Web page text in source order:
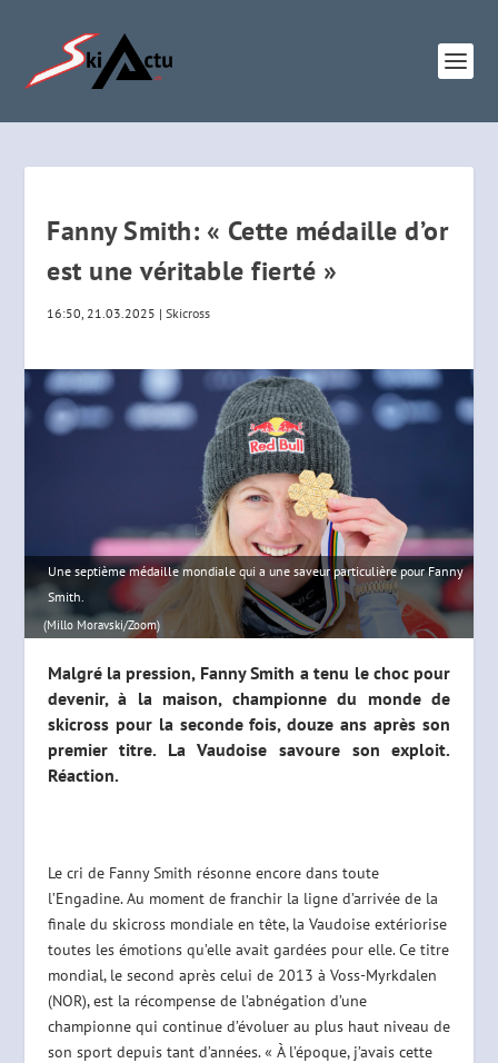
Fanny Smith: « Cette médaille d’or
est une véritable fierté »
16:50, 21.03.2025 |Skicross
Une septième médaille mondiale qui a une saveur particulière pour Fanny
Smith.
(Millo Moravski/Zoom)
Malgré la pression, Fanny Smith a tenu le choc pour
devenir, à la maison, championne du monde de
skicross pour la seconde fois, douze ans après son
premier titre. La Vaudoise savoure son exploit.
Réaction.
Le cri de Fanny Smith résonne encore dans toute
l’Engadine. Au moment de franchir la ligne d’arrivée de la
finale du skicross mondiale en tête, la Vaudoise extériorise
toutes les émotions qu’elle avait gardées pour elle. Ce titre
mondial, le second après celui de 2013 à Voss-Myrkdalen
(NOR), est la récompense de l’abnégation d’une
championne qui continue d’évoluer au plus haut niveau de
son sport depuis tant d’années. « À l’époque, j’avais cette